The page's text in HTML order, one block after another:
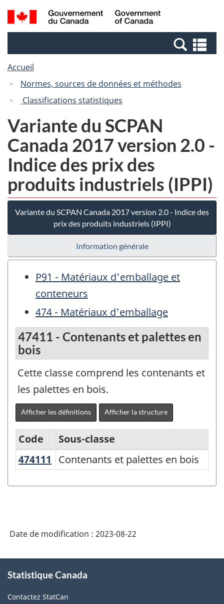
Passer
au
Passer
à
Canada
Recherche
et
et
Accueil
Normes, sources de données et méthodes
Classifications statistiques
Variante du SCPAN
Canada 2017 version 2.0 -
Indice des prix des
produits industriels (IPPI)
Variante du SCPAN Canada 2017 version 2.0 - Indice des
prix des produits industriels (IPPI)
Information générale
P91 - Matériaux d'emballage et
conteneurs
474 - Matériaux d'emballage
47411 - Contenants et palettes en
bois
Cette classe comprend les contenants et
les palettes en bois.
Afficher les définitions Afficher la structure
Variante
2017
2.0
-
Indice
Code
Sous-classe
474111
Contenants et palettes en bois
Contenants et palettes en bois
Date de modification : 2023-08-22
propos
ce
Statistique Canada
Contactez StatCan